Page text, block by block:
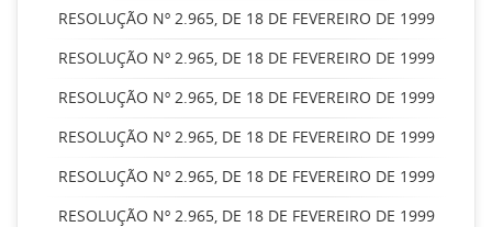
RESOLUÇÃO Nº 2.965, DE 18 DE FEVEREIRO DE 1999
RESOLUÇÃO Nº 2.965, DE 18 DE FEVEREIRO DE 1999
RESOLUÇÃO Nº 2.965, DE 18 DE FEVEREIRO DE 1999
RESOLUÇÃO Nº 2.965, DE 18 DE FEVEREIRO DE 1999
RESOLUÇÃO Nº 2.965, DE 18 DE FEVEREIRO DE 1999
RESOLUÇÃO Nº 2.965, DE 18 DE FEVEREIRO DE 1999